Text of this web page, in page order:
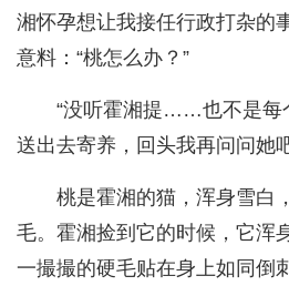
湘怀孕想让我接任行政打杂的
意料：“桃怎么办？”
“没听霍湘提……也不是每
送出去寄养，回头我再问问她
桃是霍湘的猫，浑身雪白
毛。霍湘捡到它的时候，它浑
一撮撮的硬毛贴在身上如同倒